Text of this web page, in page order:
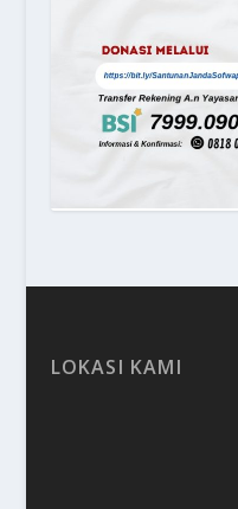
LOKASI KAMI